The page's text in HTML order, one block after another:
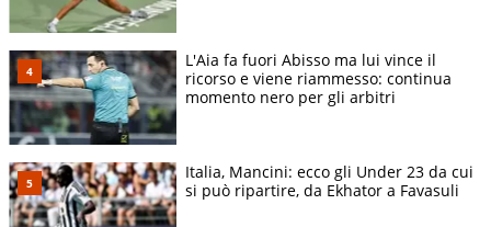
L'Aia fa fuori Abisso ma lui vince il
ricorso e viene riammesso: continua
momento nero per gli arbitri
Italia, Mancini: ecco gli Under 23 da cui
si può ripartire, da Ekhator a Favasuli